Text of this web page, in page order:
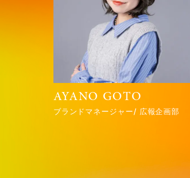
AYANO GOTO
ブランドマネージャー 広報企画部